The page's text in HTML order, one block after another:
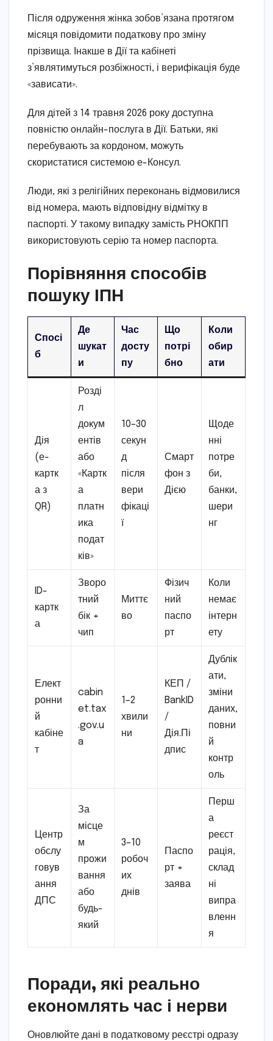
Після одруження жінка зобов’язана протягом
місяця повідомити податкову про зміну
прізвища. Інакше в Дії та кабінеті
з’являтимуться розбіжності, і верифікація буде
«зависати».
Для дітей з 14 травня 2026 року доступна
повністю онлайн-послуга в Дії. Батьки, які
перебувають за кордоном, можуть
скористатися системою е-Консул.
Люди, які з релігійних переконань відмовилися
від номера, мають відповідну відмітку в
паспорті. У такому випадку замість РНОКПП
використовують серію та номер паспорта.
Порівняння способів
пошуку ІПН
Спосі
б
Де
шукат
и
Час
досту
пу
Що
потрі
бно
Коли
обир
ати
Дія
(е-
картк
а з
QR)
Розді
л
докум
ентів
або
«Картк
а
платн
ика
подат
ків»
10–30
секун
д
після
вери
фікаці
ї
Смарт
фон з
Дією
Щоде
нні
потре
би,
банки,
шери
нг
ID-
картк
а
Зворо
тний
бік +
чип
Миттє
во
Фізич
ний
паспо
рт
Коли
немає
інтерн
ету
Елект
ронни
й
кабіне
т
cabin
et.tax
.gov.u
a
1–2
хвили
ни
КЕП /
BankID
/
Дія.Пі
дпис
Дублік
ати,
зміни
даних,
повни
й
контр
оль
Центр
обслу
говув
ання
ДПС
За
місце
м
прожи
вання
або
будь-
який
3–10
робоч
их
днів
Паспо
рт +
заява
Перш
а
реєст
рація,
склад
ні
випра
вленн
я
Поради, які реально
економлять час і нерви
Оновлюйте дані в податковому реєстрі одразу